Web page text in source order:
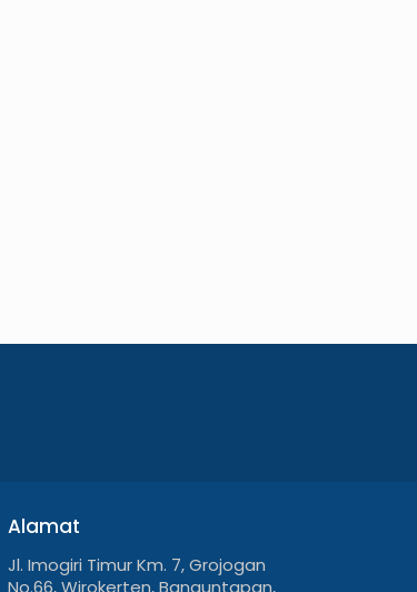
Alamat
Jl. Imogiri Timur Km. 7, Grojogan
No.66, Wirokerten, Banguntapan,